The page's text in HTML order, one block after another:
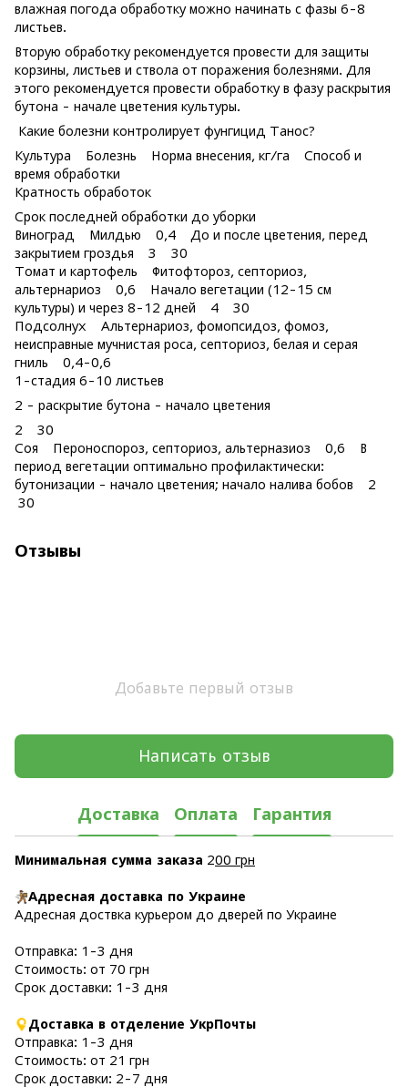
влажная погода обработку можно начинать с фазы 6-8
листьев.
Вторую обработку рекомендуется провести для защиты
корзины, листьев и ствола от поражения болезнями. Для
этого рекомендуется провести обработку в фазу раскрытия
бутона - начале цветения культуры.
Какие болезни контролирует фунгицид Танос?
Культура Болезнь Норма внесения, кг/га Способ и
время обработки
Кратность обработок
Срок последней обработки до уборки
Виноград Милдью 0,4 До и после цветения, перед
закрытием гроздья 3 30
Томат и картофель Фитофтороз, септориоз,
альтернариоз 0,6 Начало вегетации (12-15 см
культуры) и через 8-12 дней 4 30
Подсолнух Альтернариоз, фомопсидоз, фомоз,
неисправные мучнистая роса, септориоз, белая и серая
гниль 0,4-0,6
1-стадия 6-10 листьев
2 - раскрытие бутона - начало цветения
2 30
Соя Пероноспороз, септориоз, альтерназиоз 0,6 В
период вегетации оптимально профилактически:
бутонизации - начало цветения; начало налива бобов 2
30
Отзывы
Добавьте первый отзыв
Написать отзыв
Доставка Оплата Гарантия
Минимальная сумма заказа 200 грн
Адресная доставка по Украине
Адресная доствка курьером до дверей по Украине
Отправка: 1-3 дня
Стоимость: от 70 грн
Срок доставки: 1-3 дня
Доставка в отделение УкрПочты
Отправка: 1-3 дня
Стоимость: от 21 грн
Срок доставки: 2-7 дня